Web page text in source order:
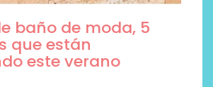
baño de moda, 5
que están
este verano